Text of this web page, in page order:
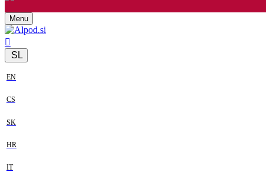
Menu
SL
EN
CS
SK
HR
IT